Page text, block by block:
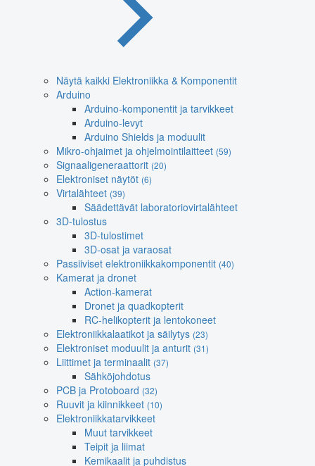
Näytä kaikki Elektroniikka & Komponentit
Arduino
Arduino-komponentit ja tarvikkeet
Arduino-levyt
Arduino Shields ja moduulit
Mikro-ohjaimet ja ohjelmointilaitteet (59)
Signaaligeneraattorit (20)
Elektroniset näytöt (6)
Virtalähteet (39)
Säädettävät laboratoriovirtalähteet
3D-tulostus
3D-tulostimet
3D-osat ja varaosat
Passiiviset elektroniikkakomponentit (40)
Kamerat ja dronet
Action-kamerat
Dronet ja quadkopterit
RC-helikopterit ja lentokoneet
Elektroniikkalaatikot ja säilytys (23)
Elektroniset moduulit ja anturit (31)
Liittimet ja terminaalit (37)
Sähköjohdotus
PCB ja Protoboard (32)
Ruuvit ja kiinnikkeet (10)
Elektroniikkatarvikkeet
Muut tarvikkeet
Teipit ja liimat
Kemikaalit ja puhdistus